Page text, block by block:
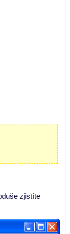
zjistíte